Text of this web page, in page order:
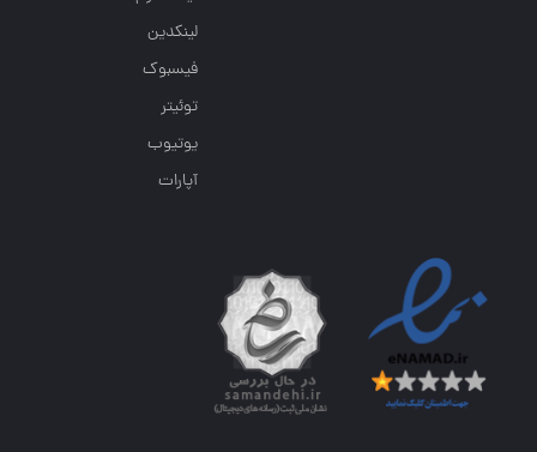
لینکدین
فیسبوک
توئیتر
یوتیوب
آپارات